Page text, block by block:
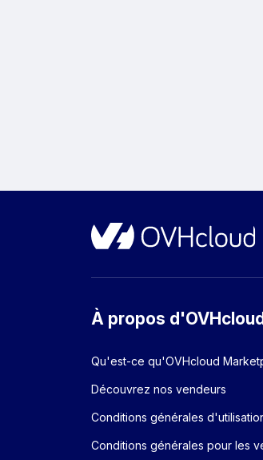
À propos
Qu'est-ce qu'OVHcloud
Découvrez nos vendeurs
Conditions générales
Conditions générales pour les